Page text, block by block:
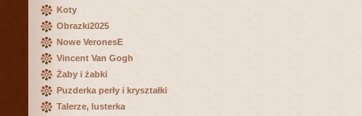
Koty
Obrazki2025
Nowe VeronesE
Vincent Van Gogh
Żaby i żabki
Puzderka perły i kryształki
Talerze, lusterka